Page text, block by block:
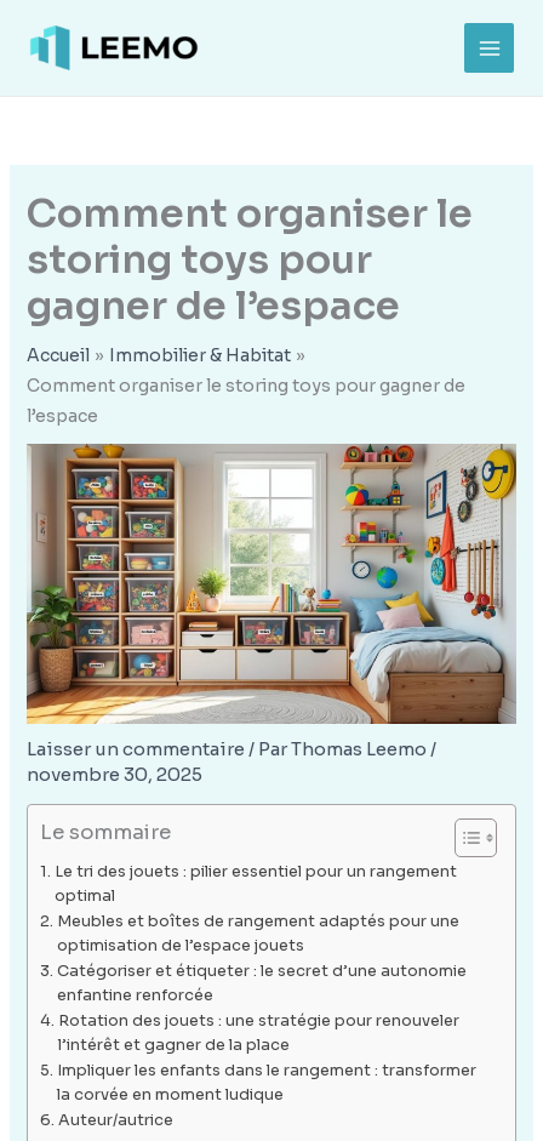
contenu
Comment organiser le
storing toys pour
gagner de l’espace
Accueil
Immobilier & Habitat
Comment organiser le storing toys pour gagner de
l’espace
Laisser un commentaire / ParThomas Leemo /
novembre 30, 2025
Le sommaire
Le tri des jouets : pilier essentiel pour un rangement
optimal
Meubles et boîtes de rangement adaptés pour une
optimisation de l’espace jouets
Catégoriser et étiqueter : le secret d’une autonomie
enfantine renforcée
Rotation des jouets : une stratégie pour renouveler
l’intérêt et gagner de la place
Impliquer les enfants dans le rangement : transformer
la corvée en moment ludique
Auteur/autrice